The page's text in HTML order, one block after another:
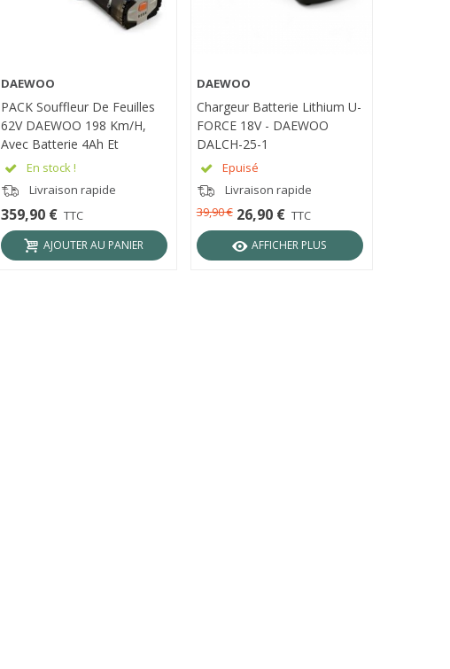
APERÇU RAPIDE
DAEWOO
PACK Souffleur De Feuilles
62V DAEWOO 198 Km/h,
Avec Batterie 4Ah Et
Chargeur - DALB62BL-655-4-
0Ah
En stock !
Livraison rapide
359,90 € TTC
AJOUTER AU PANIER
APERÇU RAPIDE
DAEWOO
Chargeur Batterie Lithium U-
FORCE 18V - DAEWOO
DALCH-25-1
Epuisé
Livraison rapide
26,90 € TTC
39,90 €
AFFICHER PLUS